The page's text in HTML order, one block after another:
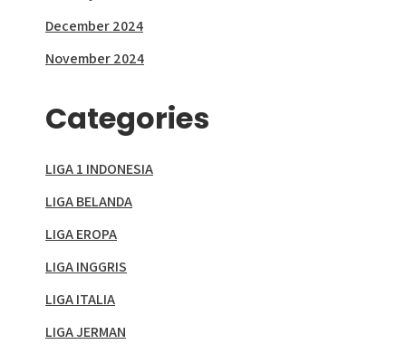
December 2024
November 2024
Categories
LIGA 1 INDONESIA
LIGA BELANDA
LIGA EROPA
LIGA INGGRIS
LIGA ITALIA
LIGA JERMAN